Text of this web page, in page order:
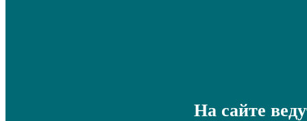
На сайте